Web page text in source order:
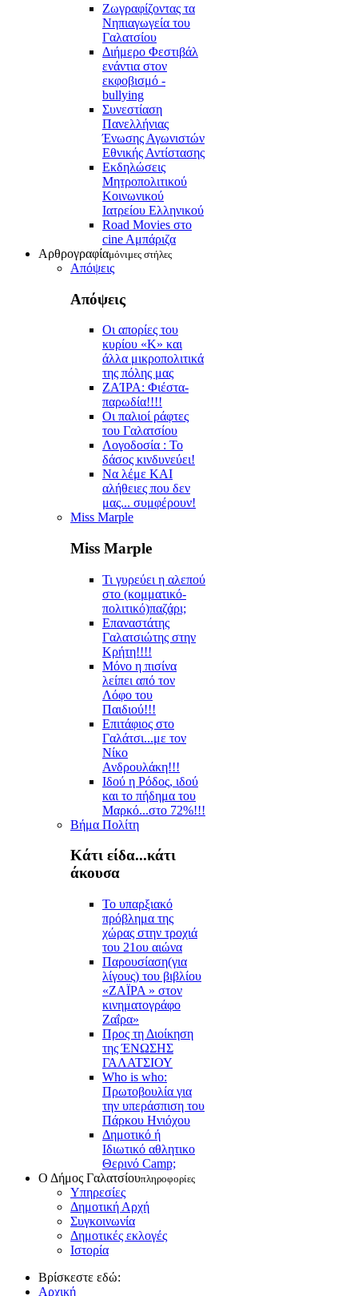
Ζωγραφίζοντας τα
Νηπιαγωγεία του
Γαλατσίου
Διήμερο Φεστιβάλ
ενάντια στον
εκφοβισμό -
bullying
Συνεστίαση
Πανελλήνιας
Ένωσης Αγωνιστών
Εθνικής Αντίστασης
Εκδηλώσεις
Μητροπολιτικού
Κοινωνικού
Ιατρείου Ελληνικού
Road Movies στο
cine Aμπάριζα
Αρθρογραφίαμόνιμες στήλες
Απόψεις
Απόψεις
Οι απορίες του
κυρίου «Κ» και
άλλα μικροπολιτικά
της πόλης μας
ZAΊΡΑ: Φιέστα-
παρωδία!!!!
Οι παλιοί ράφτες
του Γαλατσίου
Λογοδοσία : Το
δάσος κινδυνεύει!
Να λέμε ΚΑΙ
αλήθειες που δεν
μας... συμφέρουν!
Miss Marple
Miss Marple
Τι γυρεύει η αλεπού
στο (κομματικό-
πολιτικό)παζάρι;
Επαναστάτης
Γαλατσιώτης στην
Κρήτη!!!!
Μόνο η πισίνα
λείπει από τον
Λόφο του
Παιδιού!!!
Επιτάφιος στο
Γαλάτσι...με τον
Νίκο
Ανδρουλάκη!!!
Ιδού η Ρόδος, ιδού
και το πήδημα του
Μαρκό...στο 72%!!!
Βήμα Πολίτη
Κάτι είδα...κάτι
άκουσα
Το υπαρξιακό
πρόβλημα της
χώρας στην τροχιά
του 21ου αιώνα
Παρουσίαση(για
λίγους) του βιβλίου
«ΖΑΪΡΑ » στον
κινηματογράφο
Ζαΐρα»
Προς τη Διοίκηση
της ΈΝΩΣΗΣ
ΓΑΛΑΤΣΙΟΥ
Who is who:
Πρωτοβουλία για
την υπεράσπιση του
Πάρκου Ηνιόχου
Δημοτικό ή
Ιδιωτικό αθλητικο
Θερινό Camp;
Ο Δήμος Γαλατσίουπληροφορίες
Υπηρεσίες
Δημοτική Αρχή
Συγκοινωνία
Δημοτικές εκλογές
Ιστορία
Βρίσκεστε εδώ:
Αρχική